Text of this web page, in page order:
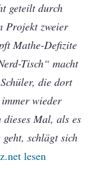
geteilt durch
Projekt zweier
Mathe-Defizite
Tisch“ macht
die dort
wieder
Mal, als es
schlägt sich
lesen